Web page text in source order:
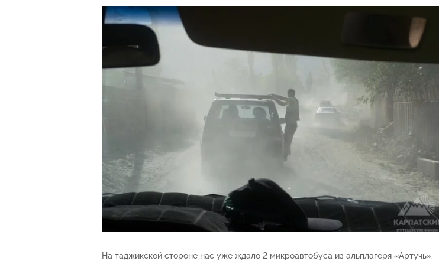
На таджикской стороне нас уже ждало 2 микроавтобуса из альплагеря «Артучь».